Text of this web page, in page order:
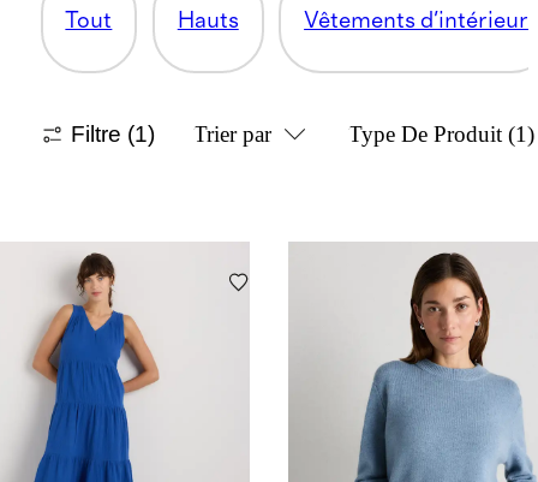
Tout Hauts Vêtements d'intérieur
Filtre (1) Trier par Type De Produit (1)